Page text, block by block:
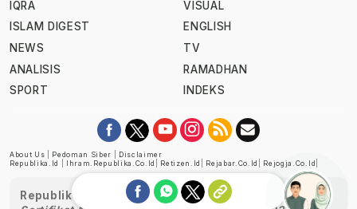
IQRA
ISLAM DIGEST
NEWS
ANALISIS
SPORT
VISUAL
ENGLISH
TV
RAMADHAN
INDEKS
About Us Pedoman Siber
Disclaimer
Republika.id
Ihram.republika.co.id Retizen.id Rejabar.co.id Rejogja.co.id
Republika telah diverifikasi oleh Dewan Pers